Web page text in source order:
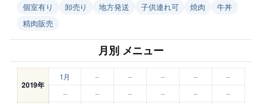
個室有り
卸売り 地方発送 子供連れ可 焼肉
牛丼
精肉販売
月別 メニュー
2019年
1月 – – – –
–
–
– – – – –